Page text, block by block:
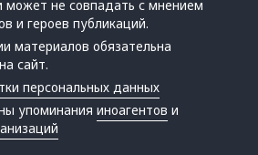
может не совпадать с мнением
и героев публикаций.
материалов обязательна
сайт.
персональных данных
упоминанияиноагентов и